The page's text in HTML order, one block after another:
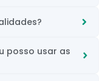
posso usar as